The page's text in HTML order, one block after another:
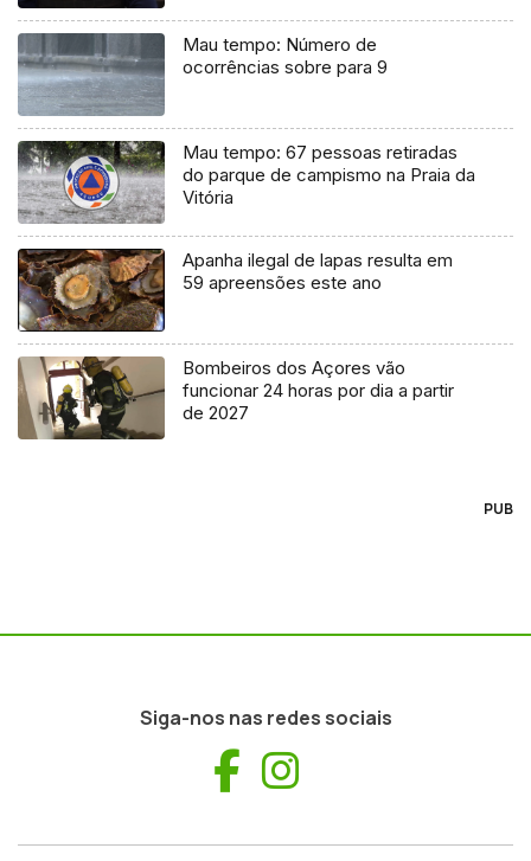
Mau tempo: Número de
ocorrências sobre para 9
Mau tempo: 67 pessoas retiradas
do parque de campismo na Praia da
Vitória
Apanha ilegal de lapas resulta em
59 apreensões este ano
Bombeiros dos Açores vão
funcionar 24 horas por dia a partir
de 2027
PUB
Siga-nos nas redes sociais
Facebook